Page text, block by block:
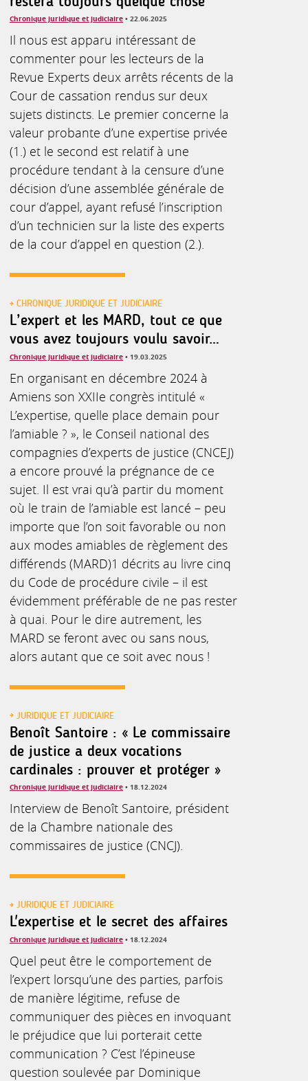
Chronique juridique et judiciaire • 22.06.2025
Il nous est apparu intéressant de
commenter pour les lecteurs de la
Revue Experts deux arrêts récents de la
Cour de cassation rendus sur deux
sujets distincts. Le premier concerne la
valeur probante d’une expertise privée
(1.) et le second est relatif à une
procédure tendant à la censure d’une
décision d’une assemblée générale de
cour d’appel, ayant refusé l’inscription
d’un technicien sur la liste des experts
de la cour d’appel en question (2.).
CHRONIQUE JURIDIQUE ET JUDICIAIRE
L’expert et les MARD, tout ce que
vous avez toujours voulu savoir…
Chronique juridique et judiciaire • 19.03.2025
En organisant en décembre 2024 à
Amiens son XXIIe congrès intitulé «
L’expertise, quelle place demain pour
l’amiable ? », le Conseil national des
compagnies d’experts de justice (CNCEJ)
a encore prouvé la prégnance de ce
sujet. Il est vrai qu’à partir du moment
où le train de l’amiable est lancé – peu
importe que l’on soit favorable ou non
aux modes amiables de règlement des
différends (MARD)1 décrits au livre cinq
du Code de procédure civile – il est
évidemment préférable de ne pas rester
à quai. Pour le dire autrement, les
MARD se feront avec ou sans nous,
alors autant que ce soit avec nous !
JURIDIQUE ET JUDICIAIRE
Benoît Santoire : « Le commissaire
de justice a deux vocations
cardinales : prouver et protéger »
Chronique juridique et judiciaire • 18.12.2024
Interview de Benoît Santoire, président
de la Chambre nationale des
commissaires de justice (CNCJ).
JURIDIQUE ET JUDICIAIRE
L'expertise et le secret des affaires
Chronique juridique et judiciaire • 18.12.2024
Quel peut être le comportement de
l’expert lorsqu’une des parties, parfois
de manière légitime, refuse de
communiquer des pièces en invoquant
le préjudice que lui porterait cette
communication ? C’est l’épineuse
question soulevée par Dominique